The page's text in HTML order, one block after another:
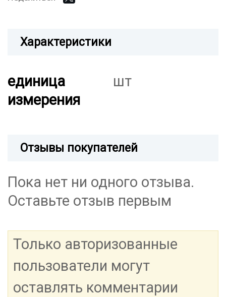
Характеристики
единица
измерения
шт
Отзывы покупателей
Пока нет ни одного отзыва.
Оставьте отзыв первым
Только авторизованные
пользователи могут
оставлять комментарии